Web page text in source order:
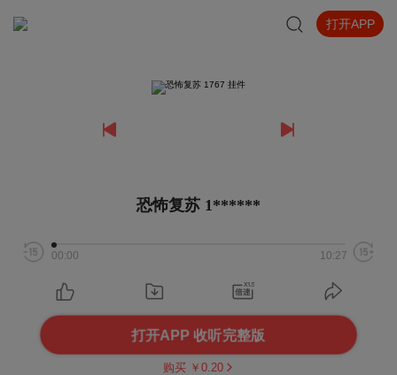
打开APP
恐怖复苏 1******
00:00 10:27
打开APP 收听完整版
购买 ￥ 0.20